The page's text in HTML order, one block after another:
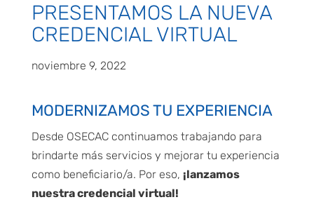
PRESENTAMOS LA NUEVA
CREDENCIAL VIRTUAL
noviembre 9, 2022
MODERNIZAMOS TU EXPERIENCIA
Desde OSECAC continuamos trabajando para
brindarte más servicios y mejorar tu experiencia
como beneficiario/a. Por eso, ¡lanzamos
nuestra credencial virtual!